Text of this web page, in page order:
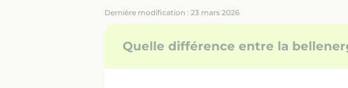
Dernière modification : 23 mars 2026
Quelle différence entre la